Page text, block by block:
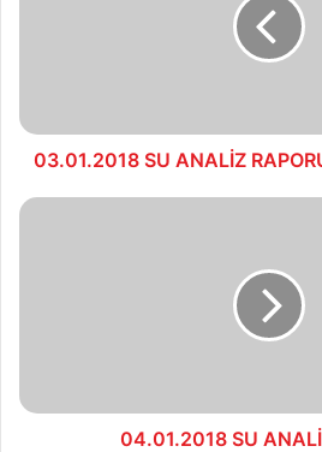
03.01.2018 SU ANALİZ
04.01.2018
04.01.2018 SU